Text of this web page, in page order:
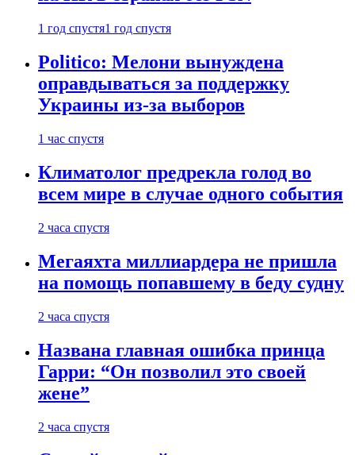
1 год спустя1 год спустя
Politico: Мелони вынуждена
оправдываться за поддержку
Украины из-за выборов
1 час спустя
Климатолог предрекла голод во
всем мире в случае одного события
2 часа спустя
Мегаяхта миллиардера не пришла
на помощь попавшему в беду судну
2 часа спустя
Названа главная ошибка принца
Гарри: “Он позволил это своей
жене”
2 часа спустя